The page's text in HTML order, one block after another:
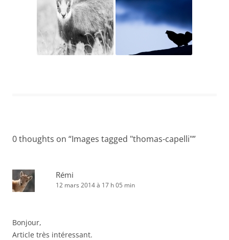
0 thoughts on “Images tagged "thomas-capelli"”
Rémi
12 mars 2014 à 17 h 05 min
Bonjour,
Article très intéressant.